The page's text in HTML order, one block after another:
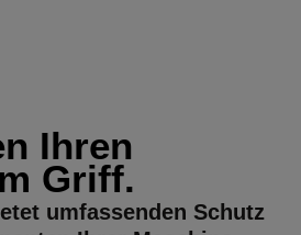
Ihren
Griff.
umfassenden Schutz